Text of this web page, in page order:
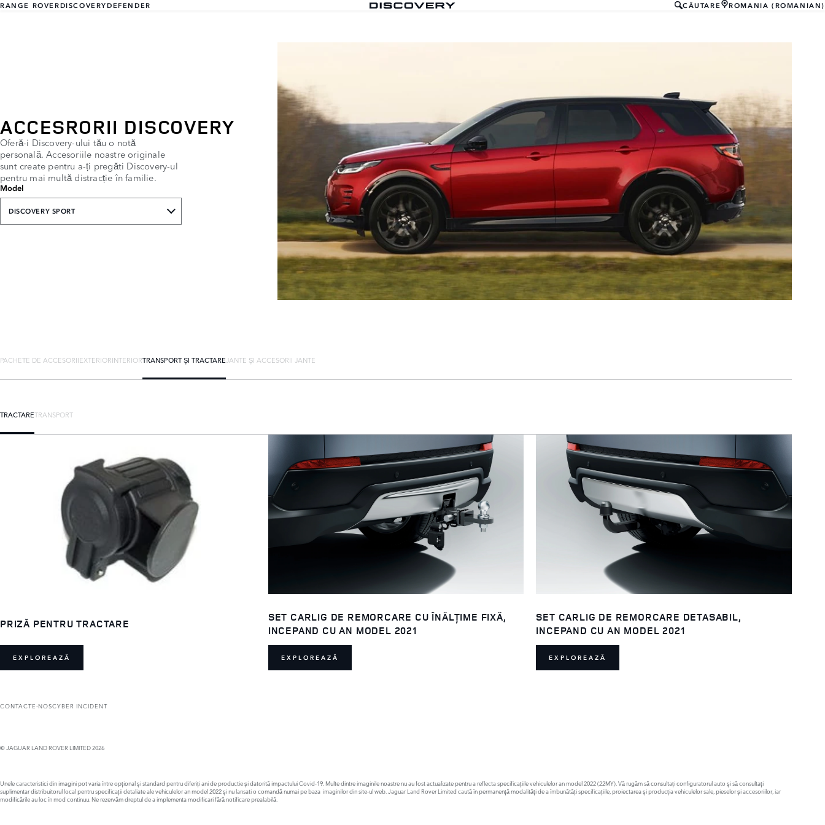
RANGE ROVERDISCOVERYDEFENDER CĂUTARE ROMANIA (ROMANIAN)
ACCESRORII DISCOVERY
Oferă-i Discovery-ului tău o notă
personală. Accesoriile noastre originale
sunt create pentru a-ți pregăti Discovery-ul
pentru mai multă distracție în familie.
Model
DISCOVERY SPORT
PACHETE DE ACCESORIIEXTERIORINTERIORTRANSPORT ȘI TRACTAREJANTE ȘI ACCESORII JANTE
TRACTARETRANSPORT
PRIZĂ PENTRU TRACTARE
EXPLOREAZĂ
SET CARLIG DE REMORCARE CU ÎNĂLȚIME FIXĂ,
INCEPAND CU AN MODEL 2021
EXPLOREAZĂ
SET CARLIG DE REMORCARE DETASABIL,
INCEPAND CU AN MODEL 2021
EXPLOREAZĂ
CONTACTE-NOSCYBER INCIDENT
© JAGUAR LAND ROVER LIMITED 2026
Unele caracteristici din imagini pot varia între opțional și standard pentru diferiți ani de productie și datorită impactului Covid-19. Multe dintre imaginile noastre nu au fost actualizate pentru a reflecta specificațiile vehiculelor an model 2022 (22MY). Vă rugăm să consultați configuratorul auto și să consultați
suplimentar distribuitorul local pentru specificații detaliate ale vehiculelor an model 2022 și nu lansati o comandă numai pe baza imaginilor din site-ul web. Jaguar Land Rover Limited caută în permanență modalități de a îmbunătăți specificațiile, proiectarea și producția vehiculelor sale, pieselor și accesoriilor, iar
modificările au loc în mod continuu. Ne rezervăm dreptul de a implementa modificari fără notificare prealabilă.